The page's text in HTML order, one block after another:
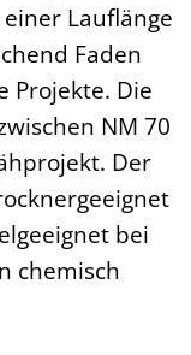
Lauflänge
Faden
Projekte. Die
NM 70
Der
bei
chemisch